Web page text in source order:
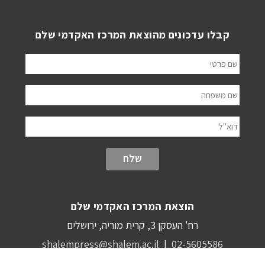
הוצאת המרכז האקדמי שלם
רח' העסקן 3, קרית מוריה, ירושלים
shalempress@shalem.ac.il | 02-5605586
קבלו עדכונים מהוצאת המרכז האקדמי שלם
שם פרטי
שם משפחה
דוא"ל